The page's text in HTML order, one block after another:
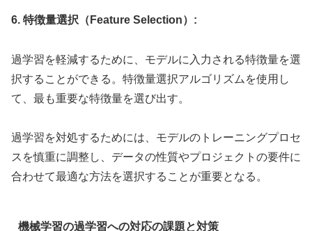
6. 特徴量選択（Feature Selection）:
過学習を軽減するために、モデルに入力される特徴量を選
択することができる。特徴量選択アルゴリズムを使用し
て、最も重要な特徴量を選び出す。
過学習を対処するためには、モデルのトレーニングプロセ
スを慎重に調整し、データの性質やプロジェクトの要件に
合わせて最適な方法を選択することが重要となる。
機械学習の過学習への対応の課題と対策